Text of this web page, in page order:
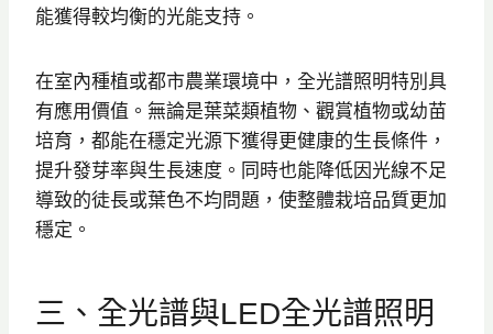
能獲得較均衡的光能支持。
在室內種植或都市農業環境中，全光譜照明特別具
有應用價值。無論是葉菜類植物、觀賞植物或幼苗
培育，都能在穩定光源下獲得更健康的生長條件，
提升發芽率與生長速度。同時也能降低因光線不足
導致的徒長或葉色不均問題，使整體栽培品質更加
穩定。
三、全光譜與LED全光譜照明